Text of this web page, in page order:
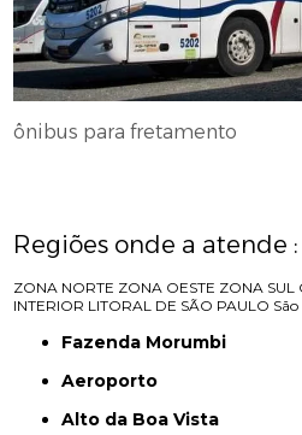
ônibus para fretamento
Regiões onde a atende :
ZONA NORTE ZONA OESTE ZONA SUL
INTERIOR LITORAL DE SÃO PAULO
Fazenda Morumbi
Aeroporto
Alto da Boa Vista